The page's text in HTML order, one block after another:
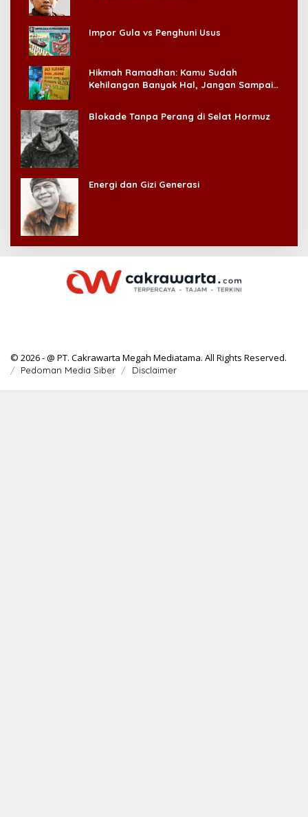
Impor Gula vs Penghuni Usus
Hikmah Ramadhan: Kamu Sudah
Kehilangan Banyak Hal, Jangan Sampai
Blokade Tanpa Perang di Selat Hormuz
Energi dan Gizi Generasi
© 2026 - @ PT. Cakrawarta Megah Mediatama. All Rights Reserved.
Pedoman Media Siber Disclaimer